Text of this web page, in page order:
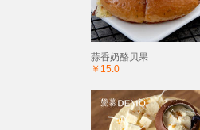
蒜香奶酪贝果
￥15.0